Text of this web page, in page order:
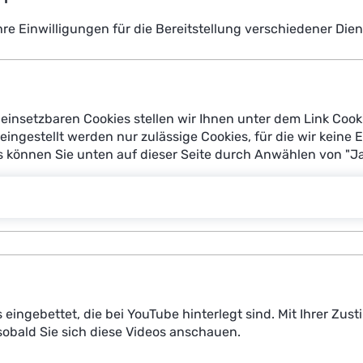
so Kristian Kersting, Professor für
Welche Bereiche eignen sich für den Einsatz
weiterzuentwickeln? Wie lassen sich die damit
Wie verändern sich Arbeitsprozesse? Und wie kann
Lernende Systeme die Potenziale, Risiken und
technologische Souveränität Europas. Angesichts
eigene Kompetenzen in der Entwicklung,
Lernen an der Ludwig-Maximilians-Universität
Innovationsökosysteme und enge Kooperationen
Entwicklung aktiv mitzugestalten und
Einwilligungen für die Bereitstellung verschiedener
Cookies stellen wir Ihnen unter dem Link
werden nur zulässige Cookies, für die wir keine
können Sie unten auf dieser Seite durch Anwählen von
eingebettet, die bei YouTube hinterlegt sind. Mit Ihrer
Sie sich diese Videos anschauen.